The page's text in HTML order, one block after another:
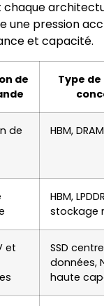
chaque
une pression
et capacité.
de
Type
de
HBM,
HBM,
stockage
et
SSD
données,
haute